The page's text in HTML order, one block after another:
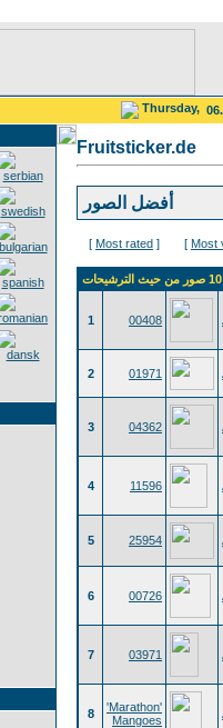
Thursday,
Fruitsticker.de
أفضل الصور
[ Most rated ] [ Most
1 00408
2 01971
3 04362
4 11596
5 25954
6 00726
7 03971
8
'Marathon'
Mangoes